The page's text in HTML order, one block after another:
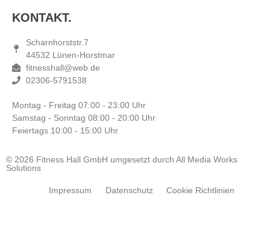
KONTAKT.
Scharnhorststr.7
44532 Lünen-Horstmar
fitnesshall@web.de
02306-5791538
Montag - Freitag 07:00 - 23:00 Uhr
Samstag - Sonntag 08:00 - 20:00 Uhr
Feiertags 10:00 - 15:00 Uhr
© 2026 Fitness Hall GmbH umgesetzt durch All Media Works
Solutions
Impressum Datenschutz Cookie Richtlinien